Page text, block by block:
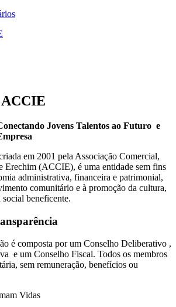
Jovens Talentos ao Futuro e
em 2001 pela Associação Comercial,
Erechim (ACCIE), é uma entidade sem fins
administrativa, financeira e patrimonial,
comunitário e à promoção da cultura,
social beneficente.
é composta por um Conselho Deliberativo ,
e um Conselho Fiscal. Todos os membros
sem remuneração, benefícios ou
Vidas